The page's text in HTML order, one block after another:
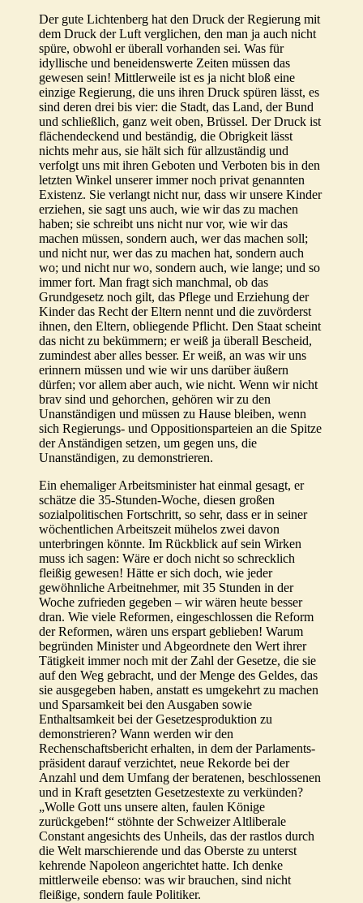
Der gute Lichtenberg hat den Druck der Regierung mit
dem Druck der Luft verglichen, den man ja auch nicht
spüre, obwohl er überall vorhanden sei. Was für
idyllische und beneidenswerte Zeiten müssen das
gewesen sein! Mittlerweile ist es ja nicht bloß eine
einzige Regierung, die uns ihren Druck spüren lässt, es
sind deren drei bis vier: die Stadt, das Land, der Bund
und schließlich, ganz weit oben, Brüssel. Der Druck ist
flächendeckend und beständig, die Obrigkeit lässt
nichts mehr aus, sie hält sich für allzuständig und
verfolgt uns mit ihren Geboten und Verboten bis in den
letzten Winkel unserer immer noch privat genannten
Existenz. Sie verlangt nicht nur, dass wir unsere Kinder
erziehen, sie sagt uns auch, wie wir das zu machen
haben; sie schreibt uns nicht nur vor, wie wir das
machen müssen, sondern auch, wer das machen soll;
und nicht nur, wer das zu machen hat, sondern auch
wo; und nicht nur wo, sondern auch, wie lange; und so
immer fort. Man fragt sich manchmal, ob das
Grundgesetz noch gilt, das Pflege und Erziehung der
Kinder das Recht der Eltern nennt und die zuvörderst
ihnen, den Eltern, obliegende Pflicht. Den Staat scheint
das nicht zu bekümmern; er weiß ja überall Bescheid,
zumindest aber alles besser. Er weiß, an was wir uns
erinnern müssen und wie wir uns darüber äußern
dürfen; vor allem aber auch, wie nicht. Wenn wir nicht
brav sind und gehorchen, gehören wir zu den
Unanständigen und müssen zu Hause bleiben, wenn
sich Regierungs- und Oppositionsparteien an die Spitze
der Anständigen setzen, um gegen uns, die
Unanständigen, zu demonstrieren.
Ein ehemaliger Arbeitsminister hat einmal gesagt, er
schätze die 35-Stunden-Woche, diesen großen
sozialpolitischen Fortschritt, so sehr, dass er in seiner
wöchentlichen Arbeitszeit mühelos zwei davon
unterbringen könnte. Im Rückblick auf sein Wirken
muss ich sagen: Wäre er doch nicht so schrecklich
fleißig gewesen! Hätte er sich doch, wie jeder
gewöhnliche Arbeitnehmer, mit 35 Stunden in der
Woche zufrieden gegeben – wir wären heute besser
dran. Wie viele Reformen, eingeschlossen die Reform
der Reformen, wären uns erspart geblieben! Warum
begründen Minister und Abgeordnete den Wert ihrer
Tätigkeit immer noch mit der Zahl der Gesetze, die sie
auf den Weg gebracht, und der Menge des Geldes, das
sie ausgegeben haben, anstatt es umgekehrt zu machen
und Sparsamkeit bei den Ausgaben sowie
Enthaltsamkeit bei der Gesetzesproduktion zu
demonstrieren? Wann werden wir den
Rechenschaftsbericht erhalten, in dem der Parlaments-
präsident darauf verzichtet, neue Rekorde bei der
Anzahl und dem Umfang der beratenen, beschlossenen
und in Kraft gesetzten Gesetzestexte zu verkünden?
„Wolle Gott uns unsere alten, faulen Könige
zurückgeben!“ stöhnte der Schweizer Altliberale
Constant angesichts des Unheils, das der rastlos durch
die Welt marschierende und das Oberste zu unterst
kehrende Napoleon angerichtet hatte. Ich denke
mittlerweile ebenso: was wir brauchen, sind nicht
fleißige, sondern faule Politiker.